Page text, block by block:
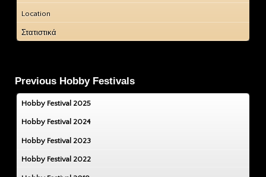
Location
Στατιστικά
Previous Hobby Festivals
Hobby Festival 2025
Hobby Festival 2024
Hobby Festival 2023
Hobby Festival 2022